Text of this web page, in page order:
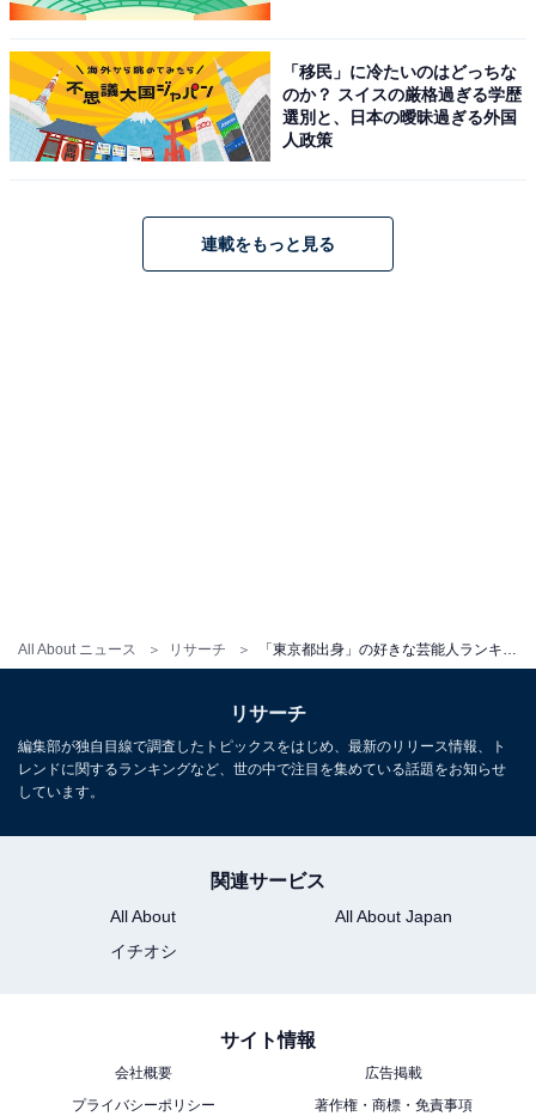
All About ニュース リサーチ
A post shared by 深田恭子 (@kyokofukada_official)
一時期はアイドル活動、歌手活動も行っていましたが、
現在は俳優業をメインに活動中。近年ではドラマ『ダメ
な私に恋してください』『初めて恋をした日に読む話』
（共にTBS系）など、主演を務めたラブコメディー作品
が話題になりました。
年代を問わず多くの人のハートをつかんでいる深田さ
ん。写真集はこれまでに21冊発売しており、発売のたび
に大きな反響を呼んでいます。
回答者からは「いくつになっても可愛い人で憧れです
（30代女性／大阪府）」「年をとってさらに魅力的にな
られていると思います（30代女性／大阪府）」「とにか
「移民」に冷たいのはどっちな
のか？ スイスの厳格過ぎる学歴
選別と、日本の曖昧過ぎる外国
人政策
連載をもっと見る
リサーチ
編集部が独自目線で調査したトピックスをはじめ、最新のリリース情報、ト
レンドに関するランキングなど、世の中で注目を集めている話題をお知らせ
しています。
関連サービス
All About
All About Japan
イチオシ
サイト情報
会社概要
広告掲載
プライバシーポリシー
著作権・商標・免責事項